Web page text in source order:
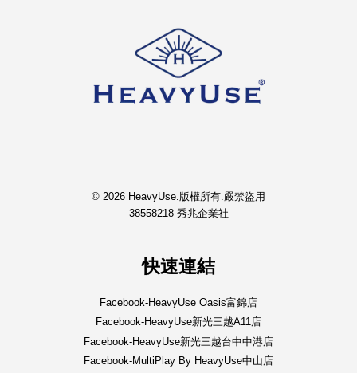
© 2026 HeavyUse.版權所有.嚴禁盜用
38558218 秀兆企業社
快速連結
Facebook-HeavyUse Oasis富錦店
Facebook-HeavyUse新光三越A11店
Facebook-HeavyUse新光三越台中中港店
Facebook-MultiPlay By HeavyUse中山店